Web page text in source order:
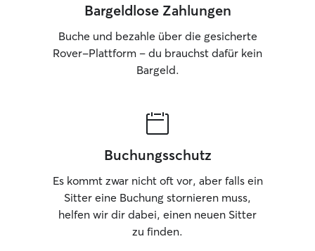
Bargeldlose Zahlungen
Buche und bezahle über die gesicherte
Rover-Plattform – du brauchst dafür kein
Bargeld.
Buchungsschutz
Es kommt zwar nicht oft vor, aber falls ein
Sitter eine Buchung stornieren muss,
helfen wir dir dabei, einen neuen Sitter
zu finden.